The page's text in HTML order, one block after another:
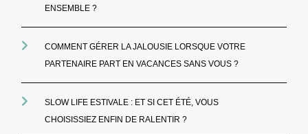
ENSEMBLE ?
COMMENT GÉRER LA JALOUSIE LORSQUE VOTRE
PARTENAIRE PART EN VACANCES SANS VOUS ?
SLOW LIFE ESTIVALE : ET SI CET ÉTÉ, VOUS
CHOISISSIEZ ENFIN DE RALENTIR ?